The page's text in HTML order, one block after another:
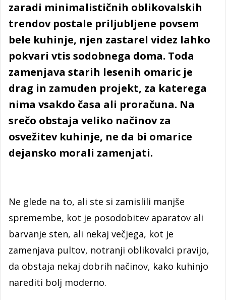
zaradi minimalističnih oblikovalskih
trendov postale priljubljene povsem
bele kuhinje, njen zastarel videz lahko
pokvari vtis sodobnega doma. Toda
zamenjava starih lesenih omaric je
drag in zamuden projekt, za katerega
nima vsakdo časa ali proračuna. Na
srečo obstaja veliko načinov za
osvežitev kuhinje, ne da bi omarice
dejansko morali zamenjati.
Ne glede na to, ali ste si zamislili manjše
spremembe, kot je posodobitev aparatov ali
barvanje sten, ali nekaj večjega, kot je
zamenjava pultov, notranji oblikovalci pravijo,
da obstaja nekaj dobrih načinov, kako kuhinjo
narediti bolj moderno.